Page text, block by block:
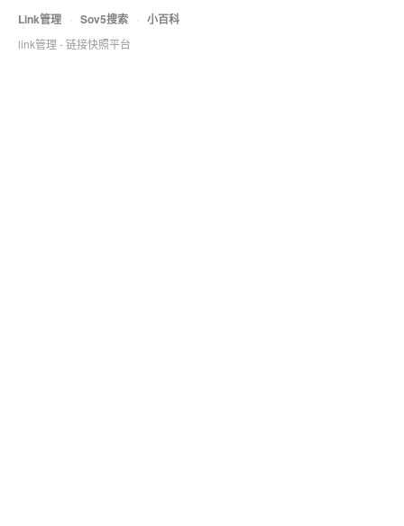
Link管理 · Sov5搜索 · 小百科
link管理 - 链接快照平台